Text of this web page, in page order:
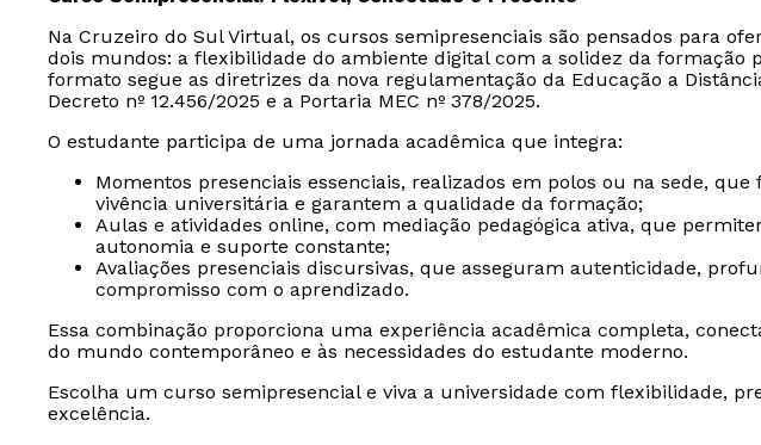
Na Cruzeiro do Sul Virtual, os cursos semipresenciais são pensados para
dois mundos: a flexibilidade do ambiente digital com a solidez da formação
formato segue as diretrizes da nova regulamentação da Educação a
Decreto nº 12.456/2025 e a Portaria MEC nº 378/2025.
O estudante participa de uma jornada acadêmica que integra:
Momentos presenciais essenciais, realizados em polos ou na sede,
vivência universitária e garantem a qualidade da formação;
Aulas e atividades online, com mediação pedagógica ativa, que
autonomia e suporte constante;
Avaliações presenciais discursivas, que asseguram autenticidade,
compromisso com o aprendizado.
Essa combinação proporciona uma experiência acadêmica completa,
do mundo contemporâneo e às necessidades do estudante moderno.
Escolha um curso semipresencial e viva a universidade com flexibilidade,
excelência.